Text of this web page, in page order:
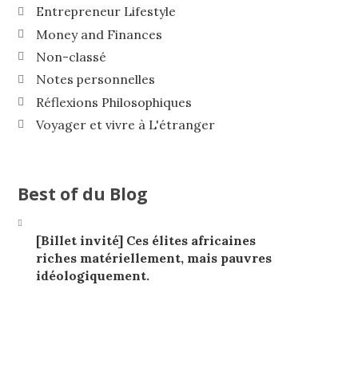
Entrepreneur Lifestyle
Money and Finances
Non-classé
Notes personnelles
Réflexions Philosophiques
Voyager et vivre à L'étranger
Best of du Blog
[Billet invité] Ces élites africaines
riches matériellement, mais pauvres
idéologiquement.